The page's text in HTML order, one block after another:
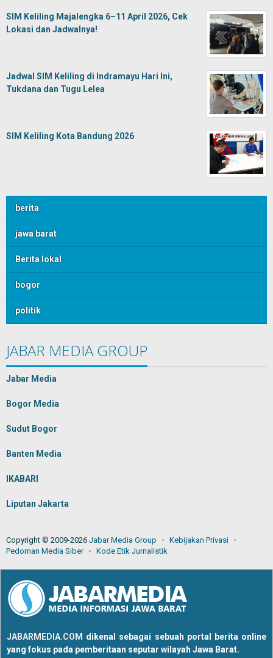
SIM Keliling Majalengka 6–11 April 2026, Cek
Lokasi dan Jadwalnya!
Jadwal SIM Keliling di Indramayu Hari Ini,
Tukdana dan Tugu Lelea
SIM Keliling Kota Bandung 2026
berita
jawa barat
Berita lokal
bogor
politik
JABAR MEDIA GROUP
Jabar Media
Bogor Media
Sudut Bogor
Banten Media
IKABARI
Liputan Jakarta
Copyright © 2009-2026 Jabar Media Group
Kebijakan Privasi
Pedoman Media Siber
Kode Etik Jurnalistik
JABARMEDIA.COM dikenal sebagai sebuah portal berita online
yang fokus pada pemberitaan seputar wilayah Jawa Barat.